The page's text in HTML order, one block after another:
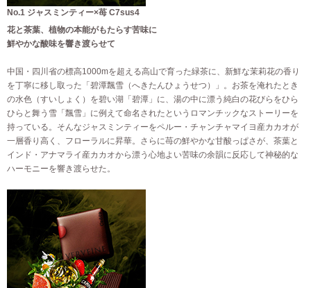
No.1 ジャスミンティー×苺 C7sus4
花と茶葉、植物の本能がもたらす苦味に
鮮やかな酸味を響き渡らせて
中国・四川省の標高1000mを超える高山で育った緑茶に、新鮮な茉莉花の香り
を丁寧に移し取った「碧潭飄雪（へきたんひょうせつ）」。お茶を淹れたとき
の水色（すいしょく）を碧い湖「碧潭」に、湯の中に漂う純白の花びらをひら
ひらと舞う雪「飄雪」に例えて命名されたというロマンチックなストーリーを
持っている。そんなジャスミンティーをペルー・チャンチャマイヨ産カカオが
一層香り高く、フローラルに昇華。さらに苺の鮮やかな甘酸っぱさが、茶葉と
インド・アナマライ産カカオから漂う心地よい苦味の余韻に反応して神秘的な
ハーモニーを響き渡らせた。